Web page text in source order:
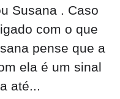
Susana . Caso
com o que
pense que a
ela é um sinal
até...